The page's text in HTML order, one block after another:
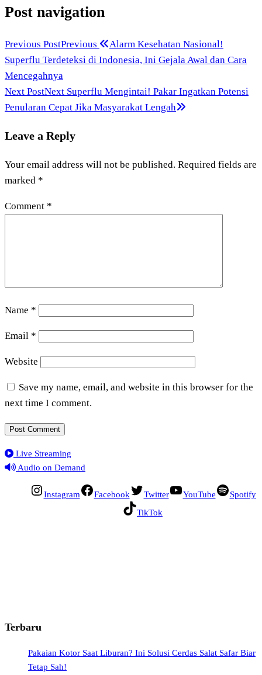
Post navigation
Previous PostPrevious
Alarm Kesehatan Nasional!
Superflu Terdeteksi di Indonesia, Ini Gejala Awal dan Cara
Mencegahnya
Next PostNext Superflu Mengintai! Pakar Ingatkan Potensi
Penularan Cepat Jika Masyarakat Lengah
Leave a Reply
Your email address will not be published. Required fields are
marked *
Comment *
Name *
Email *
Website
Save my name, email, and website in this browser for the
next time I comment.
Live Streaming
Audio on Demand
Instagram Facebook Twitter YouTube
Spotify
TikTok
Terbaru
Pakaian Kotor Saat Liburan? Ini Solusi Cerdas Salat Safar Biar
Tetap Sah!